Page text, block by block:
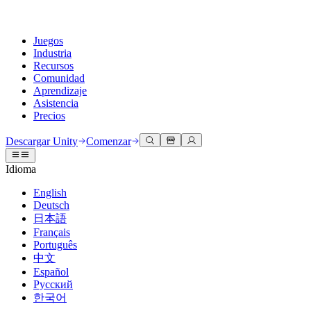
Juegos
Industria
Recursos
Comunidad
Aprendizaje
Asistencia
Precios
Motor de Unity
Crea juegos 2D y 3D para cualquier plataforma
Colaboración
Colabora e itera rápidamente con tu equipo
Descargar Unity
Planes y precios
Implementar
Multiplataforma
Colaboración 3D
Construye y revisa proyectos 3D en tiempo real
Capacitación envolvente
Capacitación en entornos envolventes
Experiencias del cliente
Crea experiencias interactivas en 3D
Industrias
Fabricación
Documentación
Herramientas para desarrolladores
Versiones de lanzamiento y rastreador de problemas
Hoja de ruta
Revisar características próximas
Glosario
Discusiones
Eventos
Eventos globales y locales
Historias de la comunidad
Hecho con Unity
Presentando a los creadores de Unity
Unity Learn
Domina las habilidades de Unity de forma gratuita
Capacitación profesional
Mejora tu equipo con entrenadores de Unity
¿No tienes experiencia con Unity?
Primeros pasos
Pon en marcha tu aprendizaje
Rutas esenciales de Unity
Obtener ayuda
Ayudándote a tener éxito con Unity
Planes de éxito
Alcanza tus metas más rápido con soporte experto
PREGUNTAS FRECUENTES
Respuestas a preguntas comunes
Contáctanos
Conéctate con nuestro equipo
Descargar Unity Comenzar
Idioma
English
Deutsch
日本語
Français
Português
中文
Español
Русский
한국어